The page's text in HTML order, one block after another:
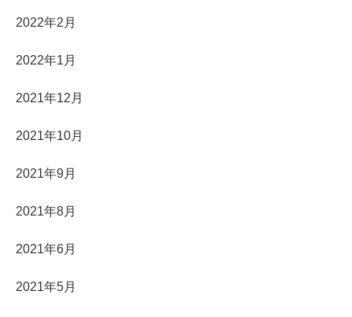
2022年2月
2022年1月
2021年12月
2021年10月
2021年9月
2021年8月
2021年6月
2021年5月